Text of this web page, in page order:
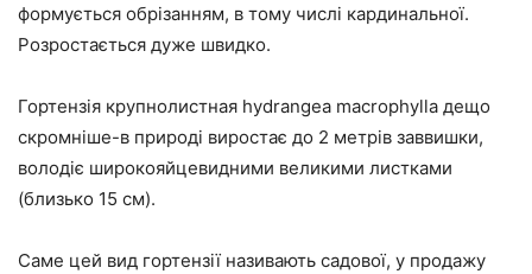
формується обрізанням, в тому числі кардинальної.
Розростається дуже швидко.
Гортензія крупнолистная hydrangea macrophylla дещо
скромніше-в природі виростає до 2 метрів заввишки,
володіє широкояйцевидними великими листками
(близько 15 см).
Саме цей вид гортензії називають садової, у продажу